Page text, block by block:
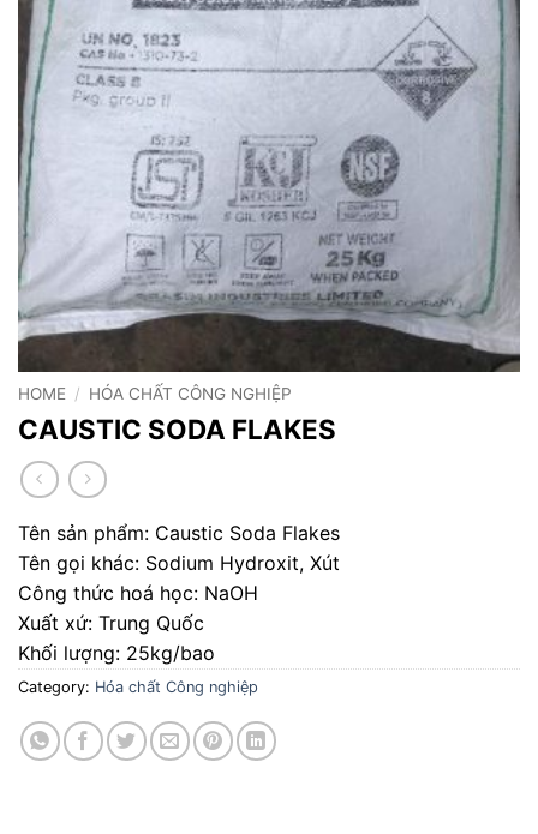
HOME / HÓA CHẤT CÔNG NGHIỆP
CAUSTIC SODA FLAKES
Tên sản phẩm: Caustic Soda Flakes
Tên gọi khác: Sodium Hydroxit, Xút
Công thức hoá học: NaOH
Xuất xứ: Trung Quốc
Khối lượng: 25kg/bao
Category: Hóa chất Công nghiệp